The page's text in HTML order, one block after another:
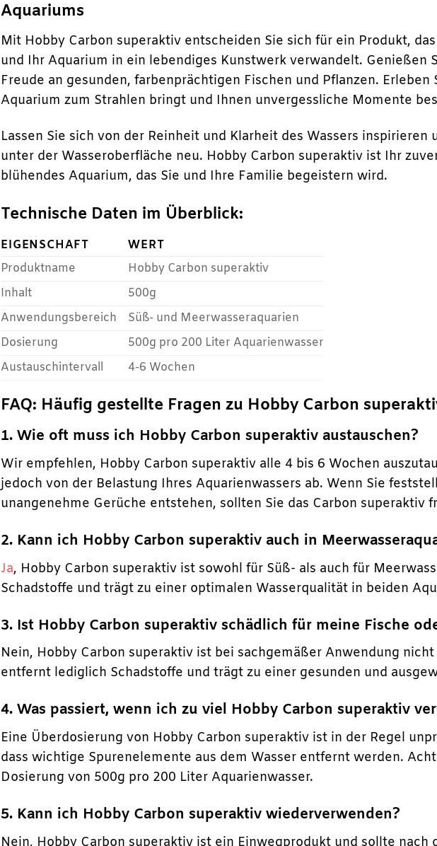
Aquariums
Mit Hobby Carbon superaktiv entscheiden Sie sich für ein Produkt,
und Ihr Aquarium in ein lebendiges Kunstwerk verwandelt. Genießen
Freude an gesunden, farbenprächtigen Fischen und Pflanzen.
Aquarium zum Strahlen bringt und Ihnen unvergessliche Momente
Lassen Sie sich von der Reinheit und Klarheit des Wassers
unter der Wasseroberfläche neu. Hobby Carbon superaktiv ist Ihr
blühendes Aquarium, das Sie und Ihre Familie begeistern wird.
Technische Daten im Überblick:
EIGENSCHAFT
WERT
Produktname
Hobby Carbon superaktiv
Inhalt
500g
Anwendungsbereich
Süß- und Meerwasseraquarien
Dosierung
500g pro 200 Liter Aquarienwasser
Austauschintervall
4-6 Wochen
FAQ: Häufig gestellte Fragen zu Hobby Carbon
1. Wie oft muss ich Hobby Carbon superaktiv austauschen?
Wir empfehlen, Hobby Carbon superaktiv alle 4 bis 6 Wochen
jedoch von der Belastung Ihres Aquarienwassers ab. Wenn Sie
unangenehme Gerüche entstehen, sollten Sie das Carbon superaktiv
2. Kann ich Hobby Carbon superaktiv auch in
Ja, Hobby Carbon superaktiv ist sowohl für Süß- als auch für
Schadstoffe und trägt zu einer optimalen Wasserqualität in beiden
3. Ist Hobby Carbon superaktiv schädlich für meine Fische
Nein, Hobby Carbon superaktiv ist bei sachgemäßer Anwendung
entfernt lediglich Schadstoffe und trägt zu einer gesunden und
4. Was passiert, wenn ich zu viel Hobby Carbon superaktiv
Eine Überdosierung von Hobby Carbon superaktiv ist in der Regel
dass wichtige Spurenelemente aus dem Wasser entfernt werden.
Dosierung von 500g pro 200 Liter Aquarienwasser.
5. Kann ich Hobby Carbon superaktiv wiederverwenden?